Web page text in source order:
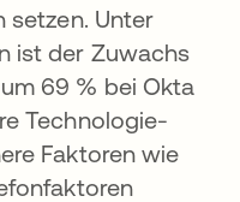
setzen. Unter
ist der Zuwachs
69 % bei Okta
Technologie-
Faktoren wie